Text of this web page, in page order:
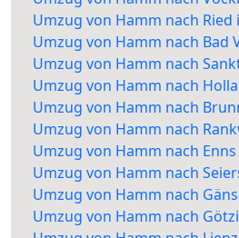
Umzug von Hamm nach
Umzug von Hamm nach Bad
Umzug von Hamm nach
Umzug von Hamm nach
Umzug von Hamm nach
Umzug von Hamm nach
Umzug von Hamm nach Enns
Umzug von Hamm nach
Umzug von Hamm nach
Umzug von Hamm nach